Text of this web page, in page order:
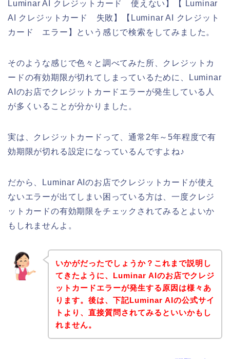
Luminar AI クレジットカード 使えない】【 Luminar
AI クレジットカード 失敗】【Luminar AI クレジット
カード エラー】という感じで検索をしてみました。
そのような感じで色々と調べてみた所、クレジットカ
ードの有効期限が切れてしまっているために、Luminar
AIのお店でクレジットカードエラーが発生している人
が多くいることが分かりました。
実は、クレジットカードって、通常2年～5年程度で有
効期限が切れる設定になっているんですよね♪
だから、Luminar AIのお店でクレジットカードが使え
ないエラーが出てしまい困っている方は、一度クレジ
ットカードの有効期限をチェックされてみるとよいか
もしれませんよ。
いかがだったでしょうか？これまで説明し
てきたように、Luminar AIのお店でクレジ
ットカードエラーが発生する原因は様々あ
ります。後は、下記Luminar AIの公式サイ
トより、直接質問されてみるといいかもし
れません。